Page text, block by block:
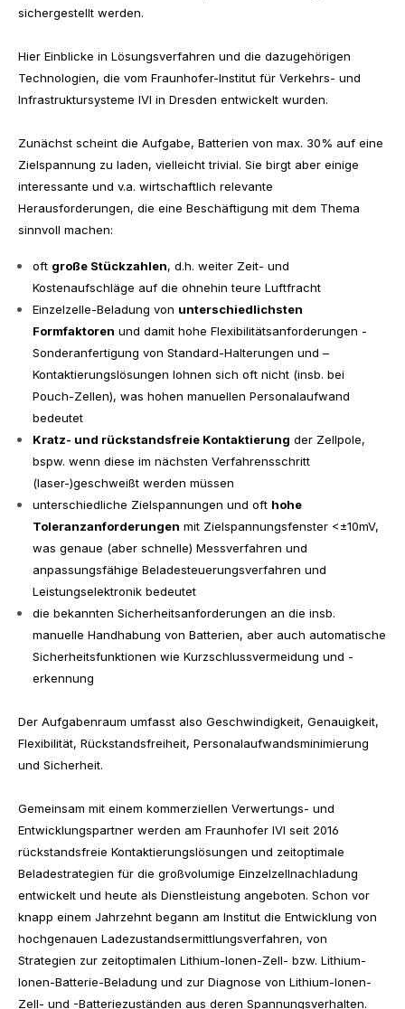
sichergestellt werden.
Hier Einblicke in Lösungsverfahren und die dazugehörigen
Technologien, die vom Fraunhofer-Institut für Verkehrs- und
Infrastruktursysteme IVI in Dresden entwickelt wurden.
Zunächst scheint die Aufgabe, Batterien von max. 30% auf eine
Zielspannung zu laden, vielleicht trivial. Sie birgt aber einige
interessante und v.a. wirtschaftlich relevante
Herausforderungen, die eine Beschäftigung mit dem Thema
sinnvoll machen:
oft große Stückzahlen, d.h. weiter Zeit- und
Kostenaufschläge auf die ohnehin teure Luftfracht
Einzelzelle-Beladung von unterschiedlichsten
Formfaktoren und damit hohe Flexibilitätsanforderungen -
Sonderanfertigung von Standard-Halterungen und –
Kontaktierungslösungen lohnen sich oft nicht (insb. bei
Pouch-Zellen), was hohen manuellen Personalaufwand
bedeutet
Kratz- und rückstandsfreie Kontaktierung der Zellpole,
bspw. wenn diese im nächsten Verfahrensschritt
(laser-)geschweißt werden müssen
unterschiedliche Zielspannungen und oft hohe
Toleranzanforderungen mit Zielspannungsfenster <±10mV,
was genaue (aber schnelle) Messverfahren und
anpassungsfähige Beladesteuerungsverfahren und
Leistungselektronik bedeutet
die bekannten Sicherheitsanforderungen an die insb.
manuelle Handhabung von Batterien, aber auch automatische
Sicherheitsfunktionen wie Kurzschlussvermeidung und -
erkennung
Der Aufgabenraum umfasst also Geschwindigkeit, Genauigkeit,
Flexibilität, Rückstandsfreiheit, Personalaufwandsminimierung
und Sicherheit.
Gemeinsam mit einem kommerziellen Verwertungs- und
Entwicklungspartner werden am Fraunhofer IVI seit 2016
rückstandsfreie Kontaktierungslösungen und zeitoptimale
Beladestrategien für die großvolumige Einzelzellnachladung
entwickelt und heute als Dienstleistung angeboten. Schon vor
knapp einem Jahrzehnt begann am Institut die Entwicklung von
hochgenauen Ladezustandsermittlungsverfahren, von
Strategien zur zeitoptimalen Lithium-Ionen-Zell- bzw. Lithium-
Ionen-Batterie-Beladung und zur Diagnose von Lithium-Ionen-
Zell- und -Batteriezuständen aus deren Spannungsverhalten.